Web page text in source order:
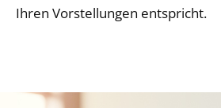
Ihren Vorstellungen entspricht.